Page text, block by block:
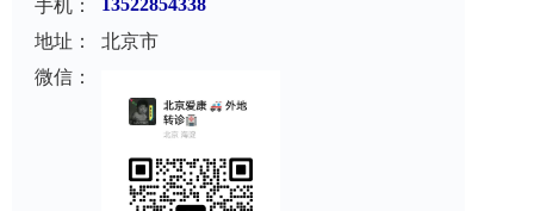
13522854338
地址：
北京市
微信：